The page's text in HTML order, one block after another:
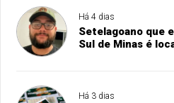
Há 4 dias
Setelagoano que
Sul de Minas é
Há 3 dias